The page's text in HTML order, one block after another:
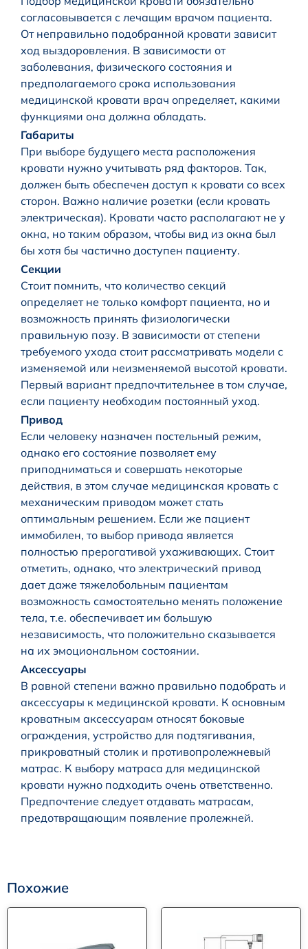
согласовывается с лечащим врачом пациента.
От неправильно подобранной кровати зависит
ход выздоровления. В зависимости от
заболевания, физического состояния и
предполагаемого срока использования
медицинской кровати врач определяет, какими
функциями она должна обладать.
Габариты
При выборе будущего места расположения
кровати нужно учитывать ряд факторов. Так,
должен быть обеспечен доступ к кровати со всех
сторон. Важно наличие розетки (если кровать
электрическая). Кровати часто располагают не у
окна, но таким образом, чтобы вид из окна был
бы хотя бы частично доступен пациенту.
Секции
Стоит помнить, что количество секций
определяет не только комфорт пациента, но и
возможность принять физиологически
правильную позу. В зависимости от степени
требуемого ухода стоит рассматривать модели с
изменяемой или неизменяемой высотой кровати.
Первый вариант предпочтительнее в том случае,
если пациенту необходим постоянный уход.
Привод
Если человеку назначен постельный режим,
однако его состояние позволяет ему
приподниматься и совершать некоторые
действия, в этом случае медицинская кровать с
механическим приводом может стать
оптимальным решением. Если же пациент
иммобилен, то выбор привода является
полностью прерогативой ухаживающих. Стоит
отметить, однако, что электрический привод
дает даже тяжелобольным пациентам
возможность самостоятельно менять положение
тела, т.е. обеспечивает им большую
независимость, что положительно сказывается
на их эмоциональном состоянии.
Аксессуары
В равной степени важно правильно подобрать и
аксессуары к медицинской кровати. К основным
кроватным аксессуарам относят боковые
ограждения, устройство для подтягивания,
прикроватный столик и противопролежневый
матрас. К выбору матраса для медицинской
кровати нужно подходить очень ответственно.
Предпочтение следует отдавать матрасам,
предотвращающим появление пролежней.
Похожие